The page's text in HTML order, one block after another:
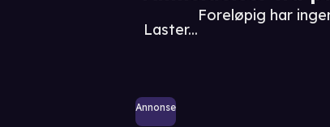
Laster...
Foreløpig har
Annonse